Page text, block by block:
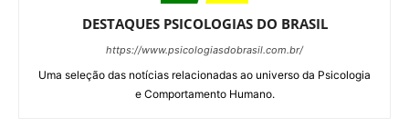
DESTAQUES PSICOLOGIAS DO BRASIL
https://www.psicologiasdobrasil.com.br/
Uma seleção das notícias relacionadas ao universo da Psicologia
e Comportamento Humano.